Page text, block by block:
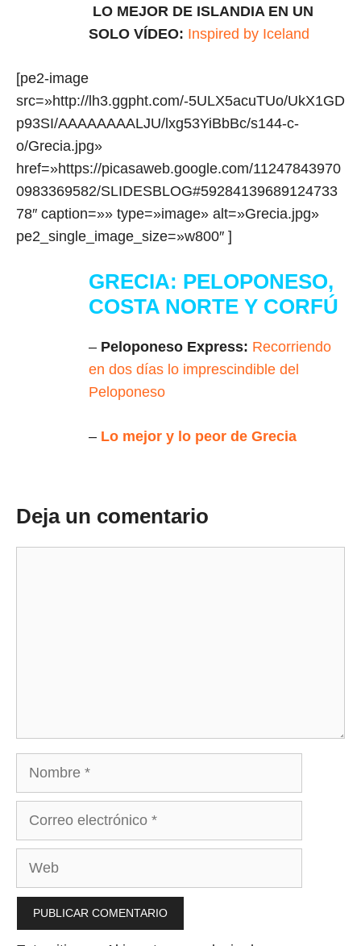
LO MEJOR DE ISLANDIA EN UN
SOLO VÍDEO: Inspired by Iceland
[pe2-image
src=»http://lh3.ggpht.com/-5ULX5acuTUo/UkX1GD
p93SI/AAAAAAAALJU/lxg53YiBbBc/s144-c-
o/Grecia.jpg»
href=»https://picasaweb.google.com/11247843970
0983369582/SLIDESBLOG#59284139689124733
78″ caption=»» type=»image» alt=»Grecia.jpg»
pe2_single_image_size=»w800″ ]
GRECIA: PELOPONESO,
COSTA NORTE Y CORFÚ
– Peloponeso Express: Recorriendo
en dos días lo imprescindible del
Peloponeso
– Lo mejor y lo peor de Grecia
Deja un comentario
Nombre
Correo
Web